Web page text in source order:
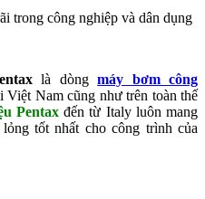
trong công nghiệp và dân dụng
là dòng máy bơm công
Việt Nam cũng như trên toàn thế
Pentax đến từ Italy luôn mang
tốt nhất cho công trình của